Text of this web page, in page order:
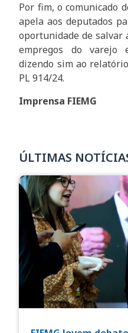
Por fim, o comunicado
apela aos deputados
oportunidade de salvar
empregos do varejo
dizendo sim ao
PL 914/24.
Imprensa FIEMG
ÚLTIMAS